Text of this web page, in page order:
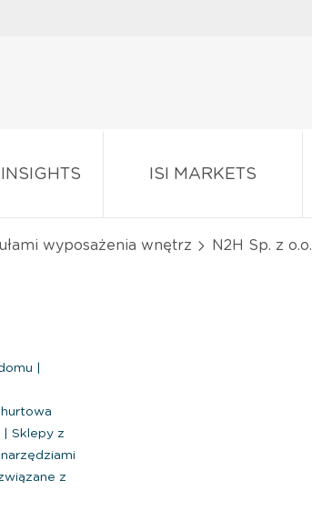
ISI MARKETS
wyposażenia wnętrz N2H Sp. z o.o.
Sklepy z
z